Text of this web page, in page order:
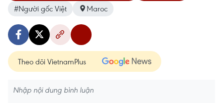
#Người gốc Việt
Maroc
Theo dõi VietnamPlus